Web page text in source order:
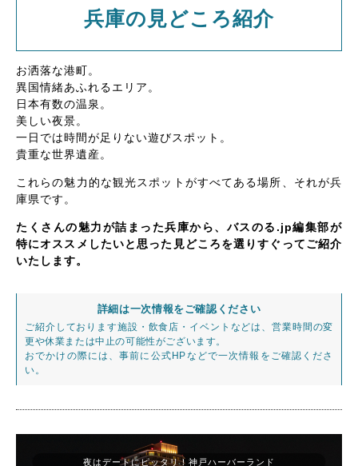
兵庫の見どころ紹介
お洒落な港町。
異国情緒あふれるエリア。
日本有数の温泉。
美しい夜景。
一日では時間が足りない遊びスポット。
貴重な世界遺産。
これらの魅力的な観光スポットがすべてある場所、それが兵
庫県です。
たくさんの魅力が詰まった兵庫から、バスのる.jp編集部が
特にオススメしたいと思った見どころを選りすぐってご紹介
いたします。
詳細は一次情報をご確認ください
ご紹介しております施設・飲食店・イベントなどは、営業時間の変
更や休業または中止の可能性がございます。
おでかけの際には、事前に公式HPなどで一次情報をご確認くださ
い。
夜はデートにピッタリ！神戸ハーバーランド